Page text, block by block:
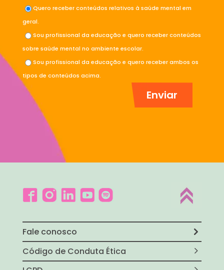
Quero receber conteúdos relativos à saúde mental em
geral.
Sou profissional da educação e quero receber conteúdos
sobre saúde mental no ambiente escolar.
Sou profissional da educação e quero receber ambos os
tipos de conteúdos acima.
Fale conosco
Código de Conduta Ética